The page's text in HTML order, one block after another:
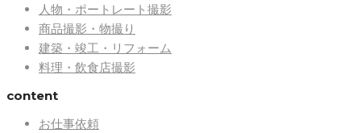
人物・ポートレート撮影
商品撮影・物撮り
建築・竣工・リフォーム
料理・飲食店撮影
content
お仕事依頼